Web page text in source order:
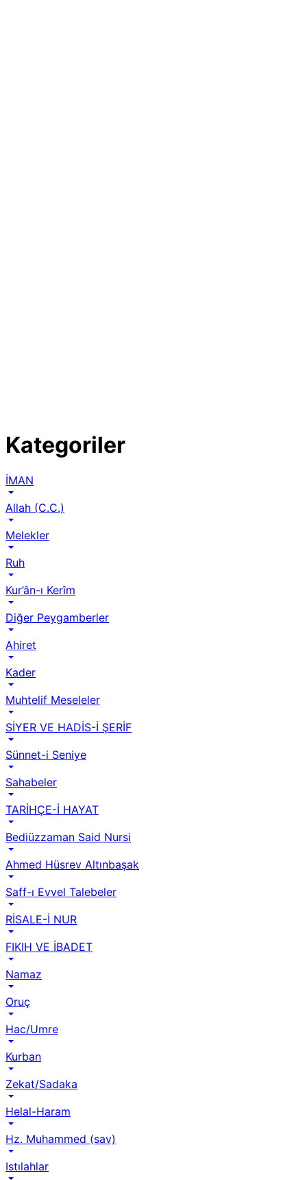
Kategoriler
İMAN
Allah (C.C.)
Melekler
Ruh
Kur’ân-ı Kerîm
Diğer Peygamberler
Ahiret
Kader
Muhtelif Meseleler
SİYER VE HADİS-İ ŞERİF
Sünnet-i Seniye
Sahabeler
TARİHÇE-İ HAYAT
Bediüzzaman Said Nursi
Ahmed Hüsrev Altınbaşak
Saff-ı Evvel Talebeler
RİSALE-İ NUR
FIKIH VE İBADET
Namaz
Oruç
Hac/Umre
Kurban
Zekat/Sadaka
Helal-Haram
Hz. Muhammed (sav)
Istılahlar